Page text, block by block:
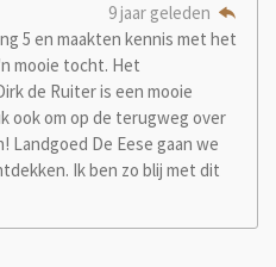
9 jaar geleden
5 en maakten kennis met het
mooie tocht. Het
de Ruiter is een mooie
ook om op de terugweg over
Landgoed De Eese gaan we
Ik ben zo blij met dit